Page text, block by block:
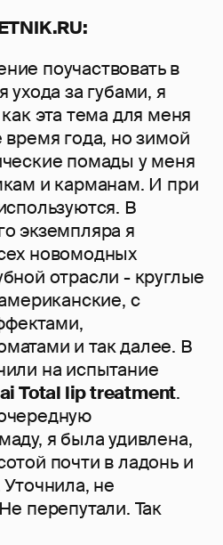
поучаствовать в
ухода за губами, я
эта тема для меня
время года, но зимой
помады у меня
и карманам. И при
В
экземпляра я
новомодных
отрасли - круглые
с
и так далее. В
на испытание
Total lip treatment.
я была удивлена,
почти в ладонь и
не
перепутали. Так